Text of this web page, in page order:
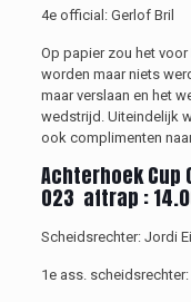
4e official: Gerlof Bril
Op papier zou het
worden maar niets
maar verslaan en het
wedstrijd. Uiteindelijk
ook complimenten
Achterhoek Cup
O23 aftrap : 14.0
Scheidsrechter: Jordi
1e ass. scheidsrechter: